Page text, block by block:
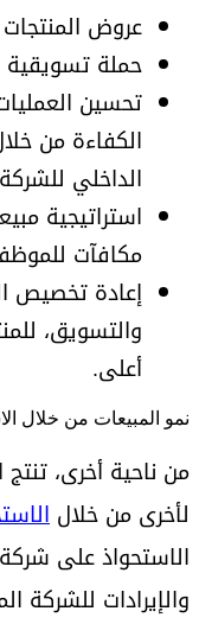
عروض
حملة تسويقية
تحسين
الكفاءة من
الداخلي
استراتيجية
مكافآت
إعادة تخصيص
والتسويق،
أعلى.
نمو المبيعات من خلال
من ناحية أخرى،
لأخرى من خلال
الاستحواذ على
والإيرادات للشركة